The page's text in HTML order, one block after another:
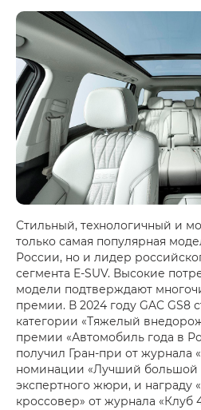
Стильный, технологичный и
только самая популярная
России, но и лидер
сегмента E-SUV. Высокие
модели подтверждают
премии. В 2024 году GAC GS8
категории «Тяжелый
премии «Автомобиль года в
получил Гран-при от журнала
номинации «Лучший большой
экспертного жюри, и награду
кроссовер» от журнала «Клуб